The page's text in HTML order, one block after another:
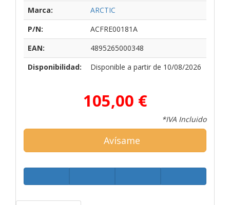
Marca:
ARCTIC
P/N:
ACFRE00181A
EAN:
4895265000348
Disponibilidad:
Disponible a partir de 10/08/2026
105,00 €
*IVA Incluido
Avísame